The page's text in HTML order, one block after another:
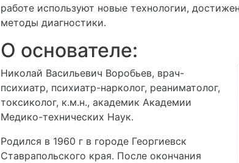
работе используют новые технологии,
методы диагностики.
О основателе:
Николай Васильевич Воробьев, врач-
психиатр, психиатр-нарколог, реаниматолог,
токсиколог, к.м.н., академик Академии
Медико-технических Наук.
Родился в 1960 г в городе Георгиевск
Ставрапольского края. После окончания